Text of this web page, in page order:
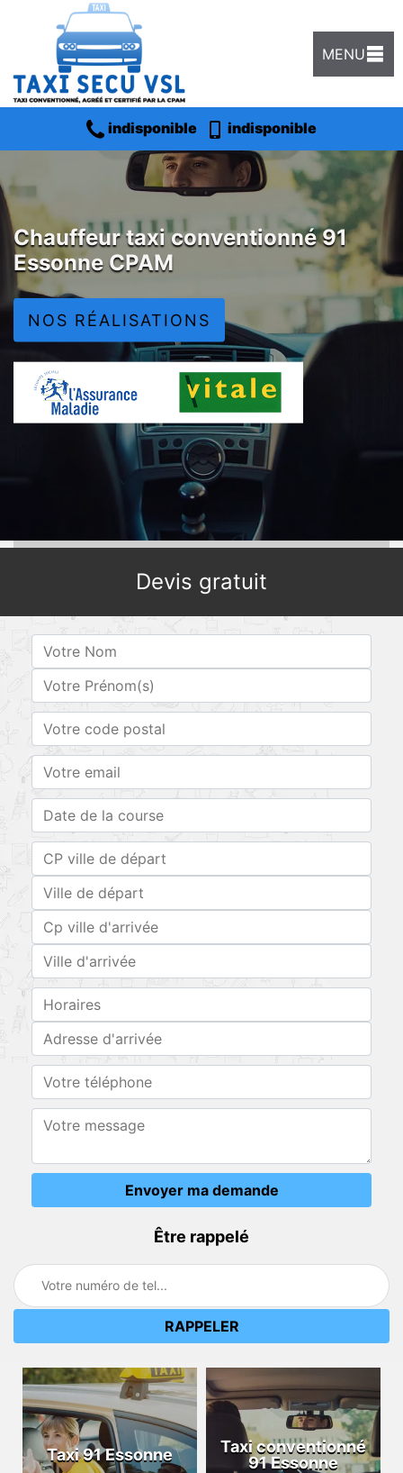
MENU
indisponible indisponible
Chauffeur taxi conventionné 91
Essonne CPAM
NOS RÉALISATIONS
Devis gratuit
Être rappelé
Taxi 91 Essonne
Taxi conventionné
91 Essonne